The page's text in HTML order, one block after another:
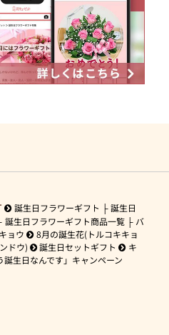
誕生日フラワーギフト
誕生日
誕生日フラワーギフト商品一覧
バ
ョウ
8月の誕生花(トルコキキョ
ドウ) 誕生日セットギフト
キ
誕生日なんです」キャンペーン